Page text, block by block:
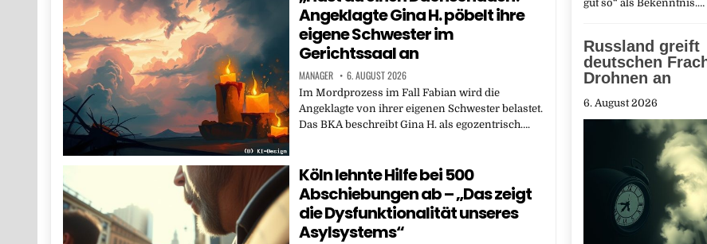
Angeklagte Gina H. pöbelt ihre
eigene Schwester im
Gerichtssaal an
MANAGER 6. AUGUST 2026
Im Mordprozess im Fall Fabian wird die
Angeklagte von ihrer eigenen Schwester belastet.
Das BKA beschreibt Gina H. als egozentrisch….
Köln lehnte Hilfe bei 500
Abschiebungen ab – „Das zeigt
die Dysfunktionalität unseres
Asylsystems“
gut so“ als Bekenntnis.…
Russland greift
deutschen
Drohnen an
6. August 2026